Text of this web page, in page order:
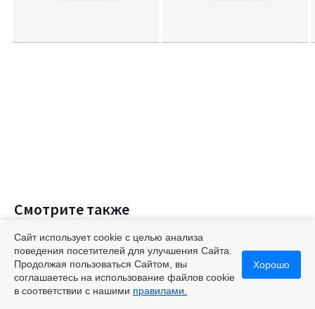
Смотрите также
Длинные летние юбки Юбки макси Юбки длинные в
Сайт использует cookie с целью анализа
поведения посетителей для улучшения Сайта.
Продолжая пользоваться Сайтом, вы
соглашаетесь на использование файлов cookie
в соответствии с нашими правилами.
Хорошо